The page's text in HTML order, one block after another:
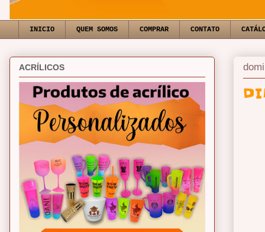
INICIO QUEM SOMOS COMPRAR CONTATO
ACRÍLICOS